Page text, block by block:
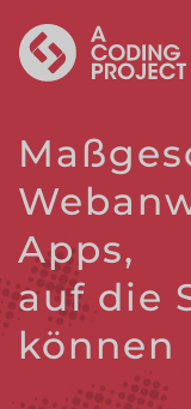
Apps,
auf die
können